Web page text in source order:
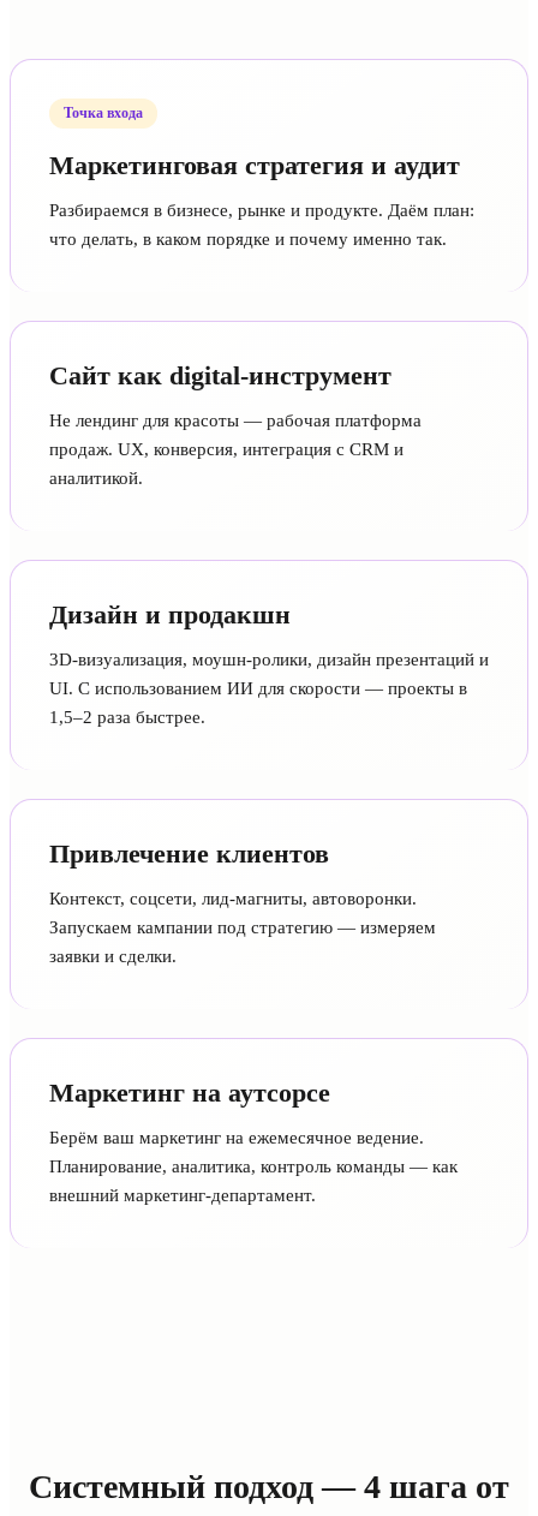
Точка входа
Маркетинговая стратегия и аудит
Разбираемся в бизнесе, рынке и продукте. Даём план:
что делать, в каком порядке и почему именно так.
Сайт как digital-инструмент
Не лендинг для красоты — рабочая платформа
продаж. UX, конверсия, интеграция с CRM и
аналитикой.
Дизайн и продакшн
3D-визуализация, моушн-ролики, дизайн презентаций и
UI. С использованием ИИ для скорости — проекты в
1,5–2 раза быстрее.
Привлечение клиентов
Контекст, соцсети, лид-магниты, автоворонки.
Запускаем кампании под стратегию — измеряем
заявки и сделки.
Маркетинг на аутсорсе
Берём ваш маркетинг на ежемесячное ведение.
Планирование, аналитика, контроль команды — как
внешний маркетинг-департамент.
Системный подход — 4 шага от